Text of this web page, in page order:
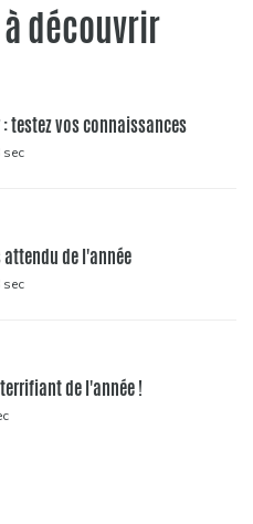
découvrir
testez vos connaissances
sec
attendu de l'année
sec
de l'année !